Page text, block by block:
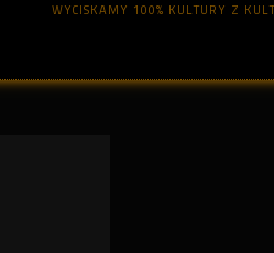
WYCISKAMY 100% KULTURY Z